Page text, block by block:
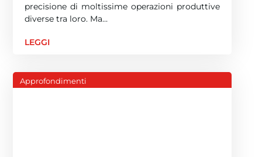
precisione di moltissime operazioni produttive
diverse tra loro. Ma…
LEGGI
Approfondimenti